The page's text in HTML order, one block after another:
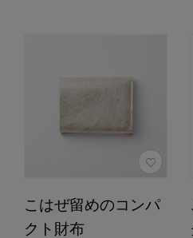
こはぜ留めのコンパ
クト財布